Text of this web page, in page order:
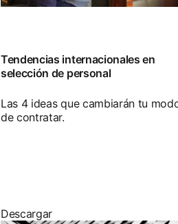
Tendencias internacionales en
selección de personal
Las 4 ideas que cambiarán tu
de contratar.
Descargar